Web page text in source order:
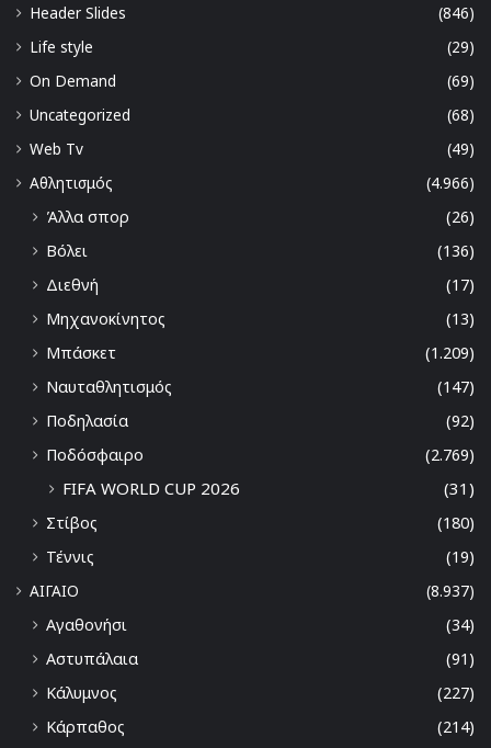
Header Slides
(846)
Life style
(29)
On Demand
(69)
Uncategorized
(68)
Web Tv
(49)
Αθλητισμός
(4.966)
Άλλα σπορ
(26)
Βόλει
(136)
Διεθνή
(17)
Μηχανοκίνητος
(13)
Μπάσκετ
(1.209)
Ναυταθλητισμός
(147)
Ποδηλασία
(92)
Ποδόσφαιρο
(2.769)
FIFA WORLD CUP 2026 (31)
Στίβος
(180)
Τέννις
(19)
ΑΙΓΑΙΟ
(8.937)
Αγαθονήσι
(34)
Αστυπάλαια
(91)
Κάλυμνος
(227)
Κάρπαθος
(214)